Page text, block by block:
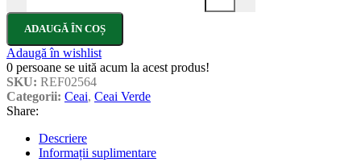
ADAUGĂ ÎN COȘ
Adaugă în wishlist
0 persoane se uită acum la acest produs!
SKU: REF02564
Categorii: Ceai, Ceai Verde
Share:
Descriere
Informații suplimentare